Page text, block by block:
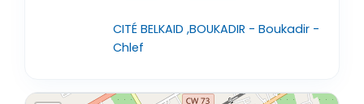
CITÉ BELKAID ,BOUKADIR - Boukadir -
Chlef